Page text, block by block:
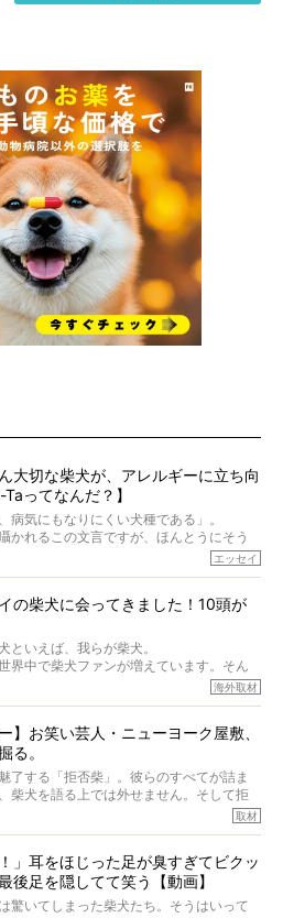
大切な柴犬が、アレルギーに立ち向
ってなんだ？】
病気にもなりにくい犬種である」。
かれるこの文言ですが、ほんとうにそう
れの個体を見ていくと、丈夫で病気にも
言えないような気もするのです。
らない」などということはないし、飼い
るべきことがある。
わる方たちすべてに読んで欲しい、ある
を得て編集しています
ジです
想であり、効果・効能を示すものではありません
エッセイ
の柴犬に会ってきました！10頭が
といえば、我らが柴犬。
界中で柴犬ファンが増えています。そん
」が目をつけたのは、南の楽園ハワイ。
け、今回はハワイの柴犬たちを取材して
海外取材
】お笑い芸人・ニューヨーク屋敷、
る。
了する「拒否柴」。彼らのすべてが詰ま
柴犬を語る上では外せません。そして拒
題になるのは、“映える”ことも理由のひと
。
めた、お笑いコンビ「ニューヨーク」の
拒否柴を掘っていただきました！ イン
取材
」耳をほじった足が臭すぎてビクッ
後足を隠してて笑う【動画】
驚いてしまった柴犬たち。そうはいって